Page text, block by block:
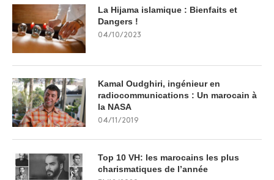
La Hijama islamique : Bienfaits et
Dangers !
04/10/2023
Kamal Oudghiri, ingénieur en
radiocommunications : Un marocain à
la NASA
04/11/2019
Top 10 VH: les marocains les plus
charismatiques de l’année